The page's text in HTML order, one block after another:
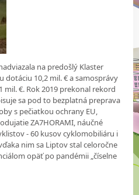
na predošlý Klaster
dotáciu 10,2 mil. € a samosprávy
€. Rok 2019 prekonal rekord
sa pod to bezplatná preprava
s pečiatkou ochrany EU,
ZA7HORAMI, náučné
- 60 kusov cyklomobiliáru i
nim sa Liptov stal celoročne
opäť po pandémii „číselne